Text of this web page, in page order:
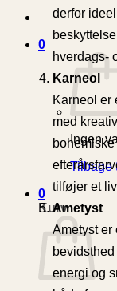
0
Ingen
Tilbage
0
Kurv
derfor
hverdags-
Karneol
Karneol er
med
tilføjer et
Ametyst
Ametyst er
energi og